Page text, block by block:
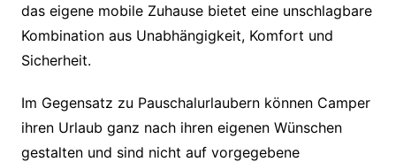
das eigene mobile Zuhause bietet eine unschlagbare
Kombination aus Unabhängigkeit, Komfort und
Sicherheit.
Im Gegensatz zu Pauschalurlaubern können Camper
ihren Urlaub ganz nach ihren eigenen Wünschen
gestalten und sind nicht auf vorgegebene